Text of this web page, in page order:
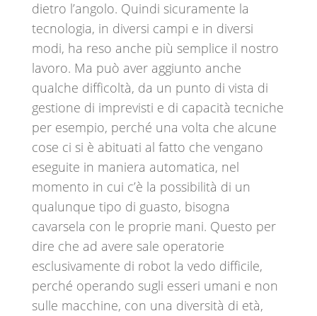
dietro l’angolo. Quindi sicuramente la
tecnologia, in diversi campi e in diversi
modi, ha reso anche più semplice il nostro
lavoro. Ma può aver aggiunto anche
qualche difficoltà, da un punto di vista di
gestione di imprevisti e di capacità tecniche
per esempio, perché una volta che alcune
cose ci si è abituati al fatto che vengano
eseguite in maniera automatica, nel
momento in cui c’è la possibilità di un
qualunque tipo di guasto, bisogna
cavarsela con le proprie mani. Questo per
dire che ad avere sale operatorie
esclusivamente di robot la vedo difficile,
perché operando sugli esseri umani e non
sulle macchine, con una diversità di età,